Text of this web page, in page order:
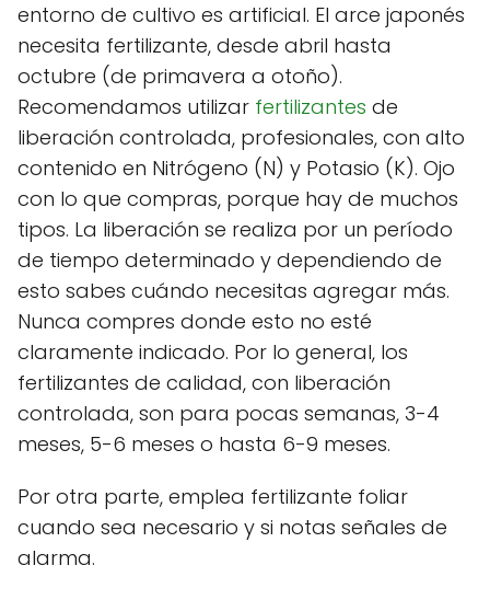
entorno de cultivo es artificial. El arce japonés
necesita fertilizante, desde abril hasta
octubre (de primavera a otoño).
Recomendamos utilizar fertilizantes de
liberación controlada, profesionales, con alto
contenido en Nitrógeno (N) y Potasio (K). Ojo
con lo que compras, porque hay de muchos
tipos. La liberación se realiza por un período
de tiempo determinado y dependiendo de
esto sabes cuándo necesitas agregar más.
Nunca compres donde esto no esté
claramente indicado. Por lo general, los
fertilizantes de calidad, con liberación
controlada, son para pocas semanas, 3-4
meses, 5-6 meses o hasta 6-9 meses.
Por otra parte, emplea fertilizante foliar
cuando sea necesario y si notas señales de
alarma.